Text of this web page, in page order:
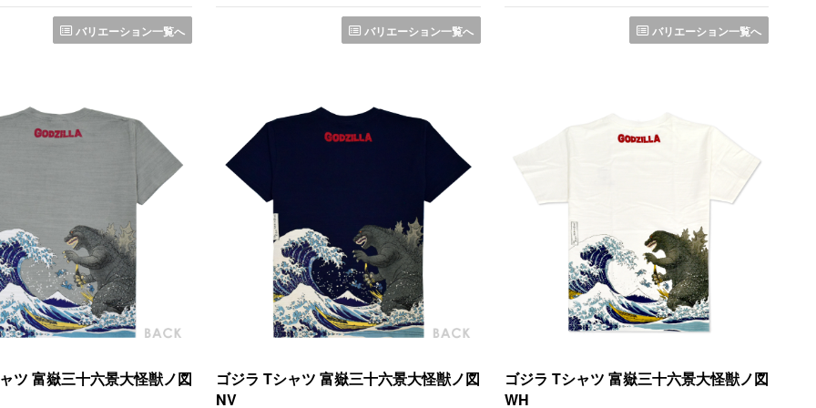
バリエーション一覧へ バリエーション一覧へ バリエーション一覧へ
ツ 富嶽三十六景大怪獣ノ図
ゴジラ Tシャツ 富嶽三十六景大怪獣ノ図
NV
ゴジラ Tシャツ 富嶽三十六景大怪獣ノ図
WH